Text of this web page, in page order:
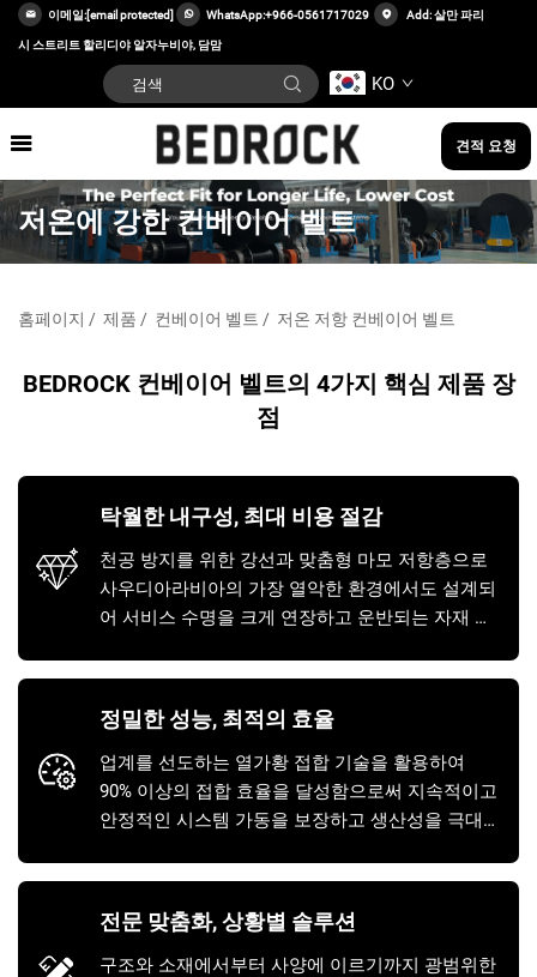
이메일:[email protected] WhatsApp:+966-0561717029 Add: 살만 파리
시 스트리트 할리디야 알자누비야, 담맘
KO
견적 요청
저온에 강한 컨베이어 벨트
홈페이지 / 제품 / 컨베이어 벨트 / 저온 저항 컨베이어 벨트
BEDROCK 컨베이어 벨트의 4가지 핵심 제품 장
점
탁월한 내구성, 최대 비용 절감
천공 방지를 위한 강선과 맞춤형 마모 저항층으로
사우디아라비아의 가장 열악한 환경에서도 설계되
어 서비스 수명을 크게 연장하고 운반되는 자재 톤
정밀한 성능, 최적의 효율
업계를 선도하는 열가황 접합 기술을 활용하여
90% 이상의 접합 효율을 달성함으로써 지속적이고
안정적인 시스템 가동을 보장하고 생산성을 극대화
전문 맞춤화, 상황별 솔루션
구조와 소재에서부터 사양에 이르기까지 광범위한